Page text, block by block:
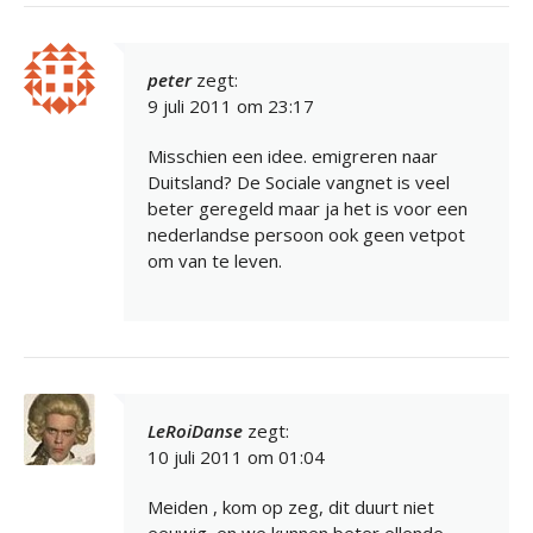
peter zegt:
9 juli 2011 om 23:17
Misschien een idee. emigreren naar
Duitsland? De Sociale vangnet is veel
beter geregeld maar ja het is voor een
nederlandse persoon ook geen vetpot
om van te leven.
LeRoiDanse zegt:
10 juli 2011 om 01:04
Meiden , kom op zeg, dit duurt niet